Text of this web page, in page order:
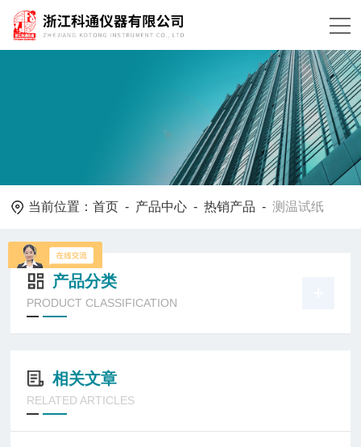
当前位置：首页 - 产品中心 -热销产品 -测温试纸
产品分类
PRODUCT CLASSIFICATION
相关文章
RELATED ARTICLES